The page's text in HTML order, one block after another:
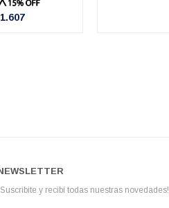
1.607
y recibí todas nuestras novedades!